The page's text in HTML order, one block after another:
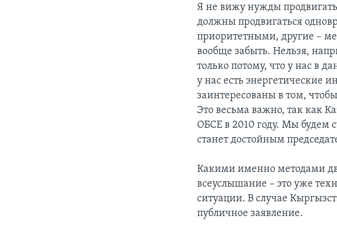
Я не вижу нужды
должны продвигаться
приоритетными, другие –
вообще забыть. Нельзя,
только потому, что у нас в
у нас есть энергетические
заинтересованы в том,
Это весьма важно, так как
ОБСЕ в 2010 году. Мы будем
станет достойным
Какими именно методами
всеуслышание – это уже
ситуации. В случае
публичное заявление.